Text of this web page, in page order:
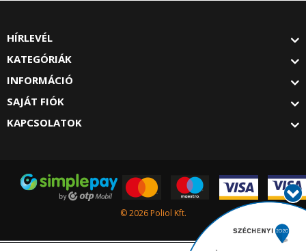
HÍRLEVÉL
KATEGÓRIÁK
INFORMÁCIÓ
© 2026 Poliol Kft.
SAJÁT FIÓK
KAPCSOLATOK